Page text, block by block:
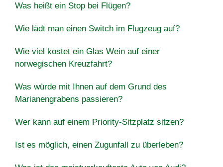
Was heißt ein Stop bei Flügen?
Wie lädt man einen Switch im Flugzeug auf?
Wie viel kostet ein Glas Wein auf einer
norwegischen Kreuzfahrt?
Was würde mit Ihnen auf dem Grund des
Marianengrabens passieren?
Wer kann auf einem Priority-Sitzplatz sitzen?
Ist es möglich, einen Zugunfall zu überleben?